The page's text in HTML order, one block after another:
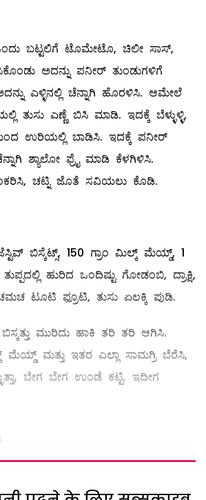
ಬಟ್ಟಲಿಗೆ ಟೊಮೇಟೊ, ಚಿಲೀ ಸಾಸ್‌,
ಅದನ್ನು ಪನೀರ್ ತುಂಡುಗಳಿಗೆ
ಎಳ್ಳಿನಲ್ಲಿ ಚೆನ್ನಾಗಿ ಹೊರಳಿಸಿ. ಆಮೇಲೆ
ತುಸು ಎಣ್ಣೆ ಬಿಸಿ ಮಾಡಿ. ಇದಕ್ಕೆ ಬೆಳ್ಳುಳ್ಳಿ,
ಉರಿಯಲ್ಲಿ ಬಾಡಿಸಿ. ಇದಕ್ಕೆ ಪನೀರ್‌
ಶ್ಯಾಲೋ ಫ್ರೈ ಮಾಡಿ ಕೆಳಗಿಳಿಸಿ.
ಚಟ್ನಿ ಜೊತೆ ಸವಿಯಲು ಕೊಡಿ.
‌ಬಿಸ್ಕೆಟ್ಸ್, 150 ಗ್ರಾಂ ಮಿಲ್ಕ್ ಮೆಯ್ಡ್, 1
ಹುರಿದ ಒಂದಿಷ್ಟು ಗೋಡಂಬಿ, ದ್ರಾಕ್ಷಿ,
ಟೂಟಿ ಫ್ರೂಟಿ, ತುಸು ಏಲಕ್ಕಿ ಪುಡಿ.
ಬಿಸ್ಕತ್ತು ಮುರಿದು ಹಾಕಿ ತರಿ ತರಿ ಆಗಿಸಿ.
ಮೆಯ್ಡ್ ಮತ್ತು ಇತರ ಎಲ್ಲಾ ಸಾಮಗ್ರಿ ಬೆರೆಸಿ,
ಬೇಗ ಬೇಗ ಉಂಡೆ ಕಟ್ಟಿ. ಇದೀಗ